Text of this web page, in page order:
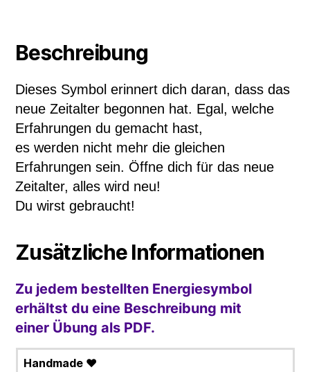
Beschreibung
Dieses Symbol erinnert dich daran, dass das
neue Zeitalter begonnen hat. Egal, welche
Erfahrungen du gemacht hast,
es werden nicht mehr die gleichen
Erfahrungen sein. Öffne dich für das neue
Zeitalter, alles wird neu!
Du wirst gebraucht!
Zusätzliche Informationen
Zu jedem bestellten Energiesymbol
erhältst du eine Beschreibung mit
einer Übung als PDF.
Handmade ♥